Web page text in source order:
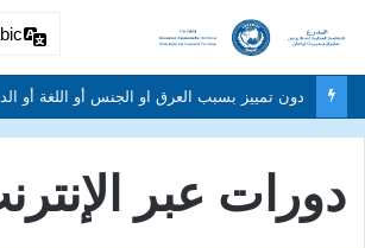
دورات عبر